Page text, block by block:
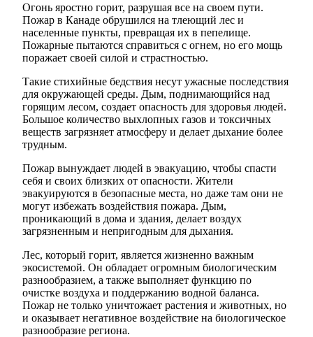
Огонь яростно горит, разрушая все на своем пути.
Пожар в Канаде обрушился на тлеющий лес и
населенные пункты, превращая их в пепелище.
Пожарные пытаются справиться с огнем, но его мощь
поражает своей силой и страстностью.
Такие стихийные бедствия несут ужасные последствия
для окружающей среды. Дым, поднимающийся над
горящим лесом, создает опасность для здоровья людей.
Большое количество выхлопных газов и токсичных
веществ загрязняет атмосферу и делает дыхание более
трудным.
Пожар вынуждает людей в эвакуацию, чтобы спасти
себя и своих близких от опасности. Жители
эвакуируются в безопасные места, но даже там они не
могут избежать воздействия пожара. Дым,
проникающий в дома и здания, делает воздух
загрязненным и непригодным для дыхания.
Лес, который горит, является жизненно важным
экосистемой. Он обладает огромным биологическим
разнообразием, а также выполняет функцию по
очистке воздуха и поддержанию водной баланса.
Пожар не только уничтожает растения и животных, но
и оказывает негативное воздействие на биологическое
разнообразие региона.